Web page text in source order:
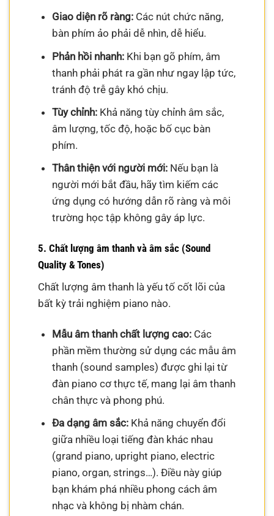
Giao diện rõ ràng:Các nút chức năng,
bàn phím ảo phải dễ nhìn, dễ hiểu.
Phản hồi nhanh:Khi bạn gõ phím, âm
thanh phải phát ra gần như ngay lập tức,
tránh độ trễ gây khó chịu.
Tùy chỉnh:Khả năng tùy chỉnh âm sắc,
âm lượng, tốc độ, hoặc bố cục bàn
phím.
Thân thiện với người mới:Nếu bạn là
người mới bắt đầu, hãy tìm kiếm các
ứng dụng có hướng dẫn rõ ràng và môi
trường học tập không gây áp lực.
5. Chất lượng âm thanh và âm sắc (Sound
Quality & Tones)
Chất lượng âm thanh là yếu tố cốt lõi của
bất kỳ trải nghiệm piano nào.
Mẫu âm thanh chất lượng cao:Các
phần mềm thường sử dụng các mẫu âm
thanh (sound samples) được ghi lại từ
đàn piano cơ thực tế, mang lại âm thanh
chân thực và phong phú.
Đa dạng âm sắc:Khả năng chuyển đổi
giữa nhiều loại tiếng đàn khác nhau
(grand piano, upright piano, electric
piano, organ, strings…). Điều này giúp
bạn khám phá nhiều phong cách âm
nhạc và không bị nhàm chán.